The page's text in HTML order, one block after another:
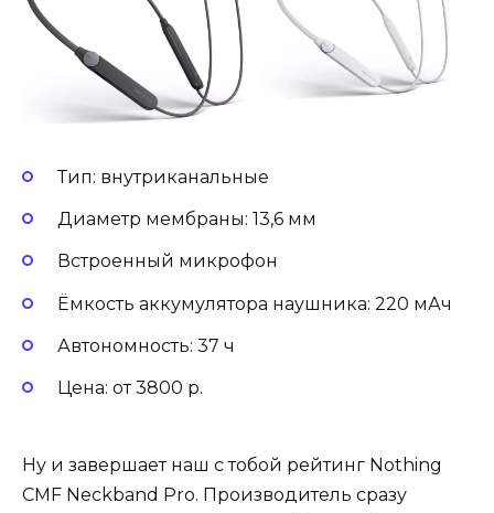
Тип: внутриканальные
Диаметр мембраны: 13,6 мм
Встроенный микрофон
Ёмкость аккумулятора наушника: 220 мАч
Автономность: 37 ч
Цена: от 3800 р.
Ну и завершает наш с тобой рейтинг Nothing
CMF Neckband Pro. Производитель сразу